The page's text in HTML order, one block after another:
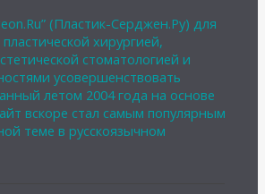
(Пластик-Серджен.Ру) для
хирургией,
стоматологией и
усовершенствовать
летом 2004 года на основе
вскоре стал самым популярным
теме в русскоязычном